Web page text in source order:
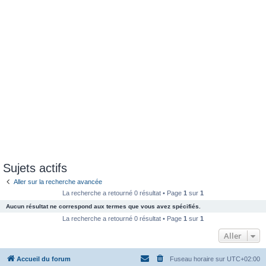
Sujets actifs
Aller sur la recherche avancée
La recherche a retourné 0 résultat • Page 1 sur 1
Aucun résultat ne correspond aux termes que vous avez spécifiés.
La recherche a retourné 0 résultat • Page 1 sur 1
Aller
Accueil du forum Fuseau horaire sur UTC+02:00